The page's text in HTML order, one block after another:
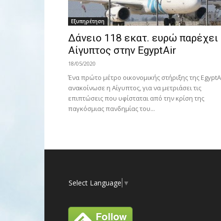
Εξυπηρέτηση
Δάνειο 118 εκατ. ευρώ παρέχει
Αίγυπτος στην EgyptAir
18/05/2020
Ένα πρώτο μέτρο οικονομικής στήριξης της
ανακοίνωσε η Αίγυπτος, για να μετριάσει τις
επιπτώσεις που υφίσταται από την κρίση της
παγκόσμιας πανδημίας του...
Select Language ▼